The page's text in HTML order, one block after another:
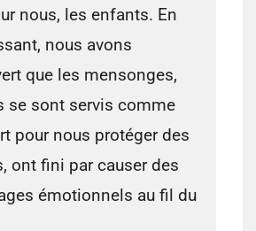
nous, les enfants. En
nous avons
que les mensonges,
se sont servis comme
pour nous protéger des
ont fini par causer des
émotionnels au fil du